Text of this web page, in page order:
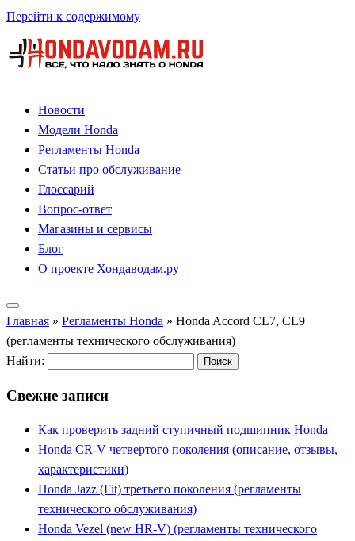
Перейти к содержимому
Новости
Модели Honda
Регламенты Honda
Статьи про обслуживание
Глоссарий
Вопрос-ответ
Магазины и сервисы
Блог
О проекте Хондаводам.ру
Главная » Регламенты Honda » Honda Accord CL7, CL9
(регламенты технического обслуживания)
Найти:
Свежие записи
Как проверить задний ступичный подшипник Honda
Honda CR-V четвертого поколения (описание, отзывы,
характеристики)
Honda Jazz (Fit) третьего поколения (регламенты
технического обслуживания)
Honda Vezel (new HR-V) (регламенты технического